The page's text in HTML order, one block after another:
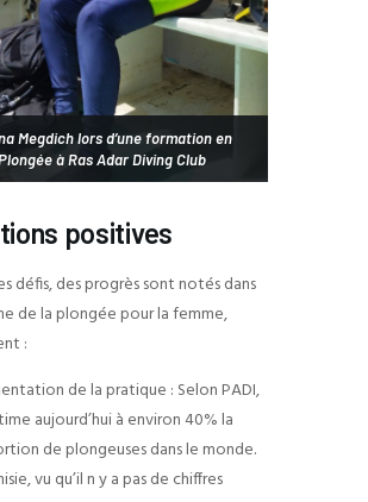
Megdich lors d’une formation en
à Ras Adar Diving Club
positives
défis, des progrès sont notés dans
de la plongée pour la femme,
:
de la pratique : Selon PADI,
aujourd’hui à environ 40% la
de plongeuses dans le monde.
vu qu’il n y a pas de chiffres